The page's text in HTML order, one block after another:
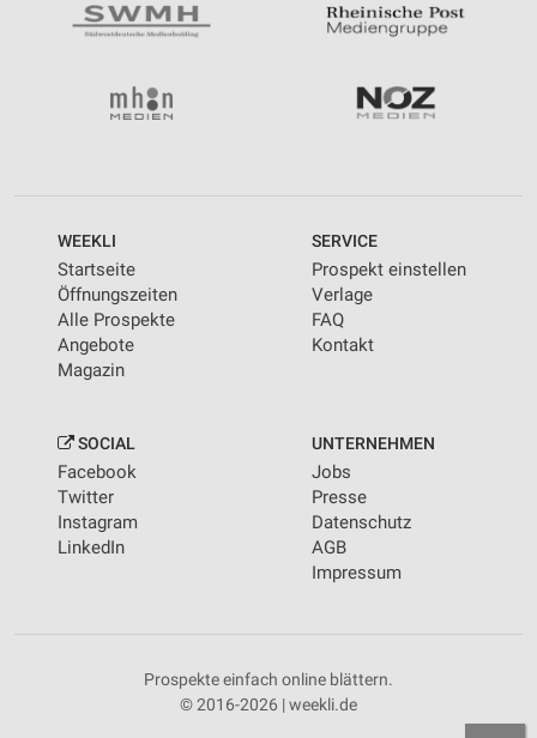
WEEKLI
Startseite
Öffnungszeiten
Alle Prospekte
Angebote
Magazin
SERVICE
Prospekt einstellen
Verlage
FAQ
Kontakt
SOCIAL
Facebook
Twitter
Instagram
LinkedIn
UNTERNEHMEN
Jobs
Presse
Datenschutz
AGB
Impressum
Prospekte einfach online blättern.
© 2016-2026 | weekli.de